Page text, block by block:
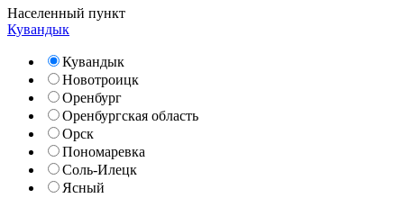
Населенный пункт
Кувандык
Кувандык
Новотроицк
Оренбург
Оренбургская область
Орск
Пономаревка
Соль-Илецк
Ясный